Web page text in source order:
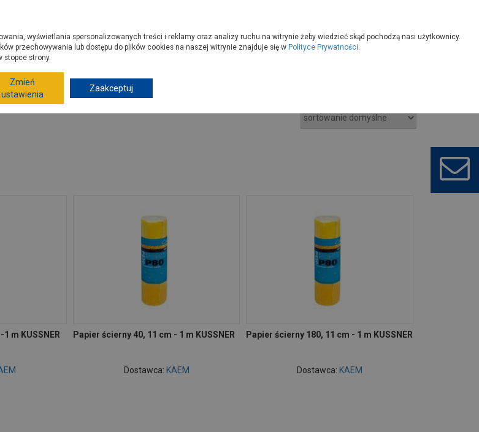
warsztat Materiały ścierne
m KUSSNER Papier ścierny 40, 11 cm - 1 m KUSSNER
Dostawca: KAEM
Papier ścierny 180, 11 cm - 1 m KUSSNER
Dostawca: KAEM
wyświetlania spersonalizowanych treści i reklamy oraz analizy ruchu na witrynie żeby wiedzieć skąd pochodzą nasi użytkownicy.
przechowywania lub dostępu do plików cookies na naszej witrynie znajduje się w Polityce Prywatności.
stopce strony.
Zmień
ustawienia
Zaakceptuj